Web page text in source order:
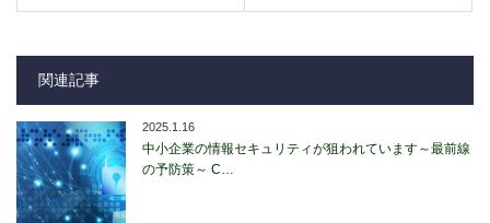
関連記事
2025.1.16
中小企業の情報セキュリティが狙われています～最前線
の予防策～ C…